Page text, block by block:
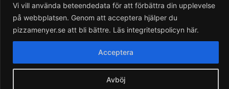
Vi vill använda beteendedata för att förbättra din upplevelse
på webbplatsen. Genom att acceptera hjälper du
pizzamenyer.se att bli bättre. Läs integritetspolicyn här.
Avböj
Acceptera
Saknar du din pizzeria?Lägg till pizzeria.
Skapa gratis pizzeria-hemsida
Läs om pizzamenyer.se
Artiklar & nyheter
Rensa cookieval